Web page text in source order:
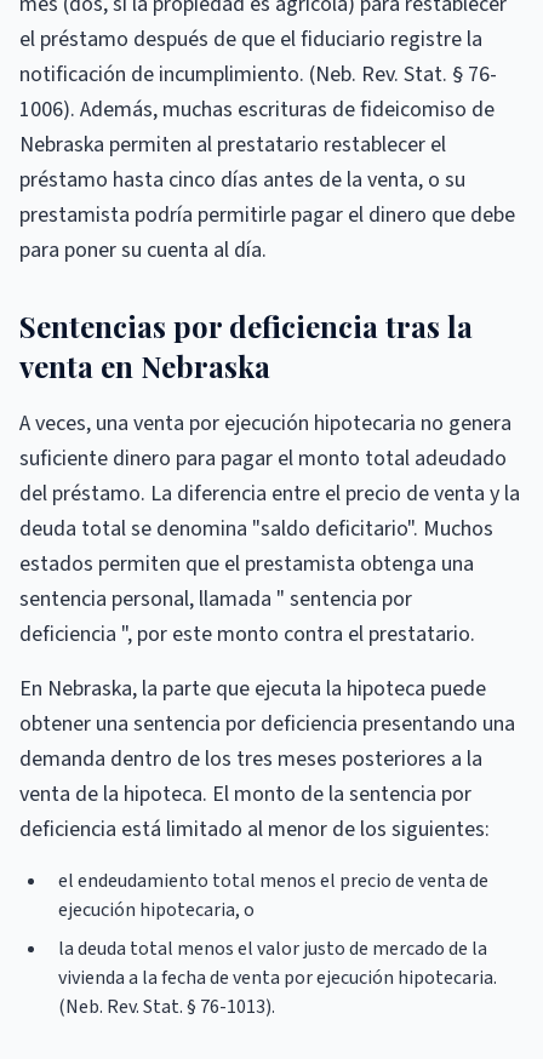
el préstamo después de que el fiduciario registre la
notificación de incumplimiento. (Neb. Rev. Stat. § 76-
1006). Además, muchas escrituras de fideicomiso de
Nebraska permiten al prestatario restablecer el
préstamo hasta cinco días antes de la venta, o su
prestamista podría permitirle pagar el dinero que debe
para poner su cuenta al día.
Sentencias por deficiencia tras la
venta en Nebraska
A veces, una venta por ejecución hipotecaria no genera
suficiente dinero para pagar el monto total adeudado
del préstamo. La diferencia entre el precio de venta y la
deuda total se denomina "saldo deficitario". Muchos
estados permiten que el prestamista obtenga una
sentencia personal, llamada " sentencia por
deficiencia ", por este monto contra el prestatario.
En Nebraska, la parte que ejecuta la hipoteca puede
obtener una sentencia por deficiencia presentando una
demanda dentro de los tres meses posteriores a la
venta de la hipoteca. El monto de la sentencia por
deficiencia está limitado al menor de los siguientes:
el endeudamiento total menos el precio de venta de
ejecución hipotecaria, o
la deuda total menos el valor justo de mercado de la
vivienda a la fecha de venta por ejecución hipotecaria.
(Neb. Rev. Stat. § 76-1013).